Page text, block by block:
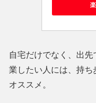
自宅だけでなく、出
業したい人には、持
オススメ。